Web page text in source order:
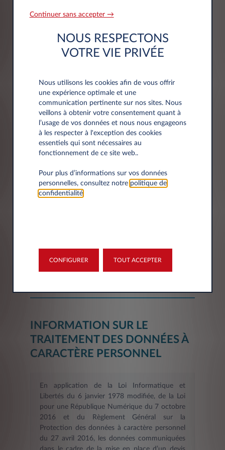
Siret
Adresse
Code postal*
Ville*
Sélectionner
INFORMATION SUR LE
TRAITEMENT DES DONNÉES À
CARACTÈRE PERSONNEL
En application de la Loi Informatique et
Libertés du 6 janvier 1978 modifiée, de la Loi
pour une République Numérique du 7 octobre
2016 et du Règlement Général sur la
Protection des données à caractère personnel
du 27 avril 2016, les données communiquées
Continuer sans accepter →
NOUS RESPECTONS
VOTRE VIE PRIVÉE
Nous utilisons les cookies afin de vous offrir
une expérience optimale et une
communication pertinente sur nos sites. Nous
veillons à obtenir votre consentement quant à
l’usage de vos données et nous nous engageons
à les respecter à l'exception des cookies
essentiels qui sont nécessaires au
fonctionnement de ce site web..
Pour plus d’informations sur vos données
personnelles, consultez notre politique de
confidentialité.
CONFIGURER TOUT ACCEPTER